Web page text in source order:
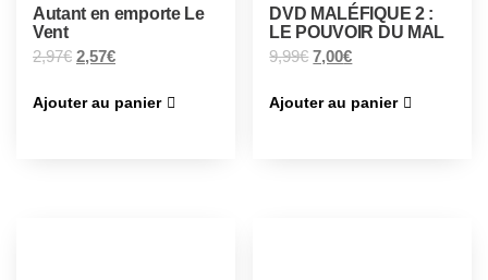
Autant en emporte Le
Vent
2,97€ 2,57€
Ajouter au panier
DVD MALÉFIQUE 2 :
LE POUVOIR DU MAL
9,99€ 7,00€
Ajouter au panier